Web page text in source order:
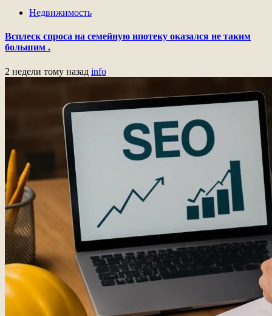
Недвижимость
Всплеск спроса на семейную ипотеку оказался не таким
большим .
2 недели тому назад info